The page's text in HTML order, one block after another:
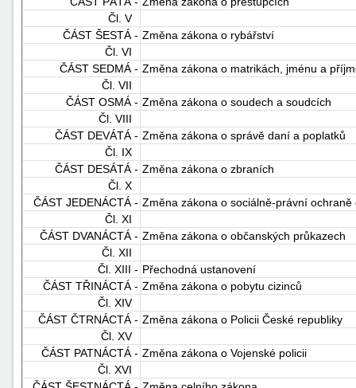
Čl. V
ČÁST ŠESTÁ - Změna zákona o rybářství
Čl. VI
ČÁST SEDMÁ - Změna zákona o matrikách, jménu a
Čl. VII
ČÁST OSMÁ - Změna zákona o soudech a soudcích
Čl. VIII
ČÁST DEVÁTÁ - Změna zákona o správě daní a poplatků
Čl. IX
ČÁST DESÁTÁ - Změna zákona o zbraních
Čl. X
ČÁST JEDENÁCTÁ - Změna zákona o sociálně-právní ochraně
Čl. XI
ČÁST DVANÁCTÁ - Změna zákona o občanských průkazech
Čl. XII
Čl. XIII - Přechodná ustanovení
ČÁST TŘINÁCTÁ - Změna zákona o pobytu cizinců
Čl. XIV
ČÁST ČTRNÁCTÁ - Změna zákona o Policii České republiky
Čl. XV
ČÁST PATNÁCTÁ - Změna zákona o Vojenské policii
Čl. XVI
-
"náhradě
škod"